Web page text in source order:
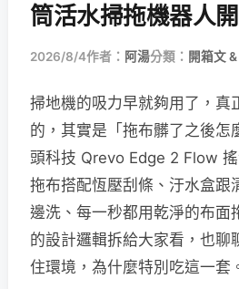
筒活水掃拖機器人
2026/8/4作者： 阿湯分類： 開箱文 &
掃地機的吸力早就夠用了，真
的，其實是「拖布髒了之後怎
頭科技 Qrevo Edge 2 Flow
拖布搭配恆壓刮條、汙水盒跟
邊洗、每一秒都用乾淨的布面
的設計邏輯拆給大家看，也聊
住環境，為什麼特別吃這一套